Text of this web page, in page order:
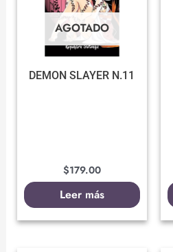
AGOTADO
DEMON SLAYER N.11
$179.00
Leer más